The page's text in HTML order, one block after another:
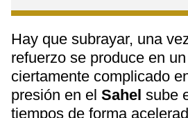
Hay que subrayar, una
refuerzo se produce en
ciertamente complicado
presión en el Sahel sube
tiempos de forma